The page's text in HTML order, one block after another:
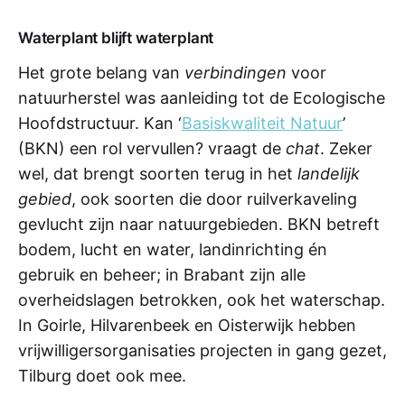
Waterplant blijft waterplant
Het grote belang van verbindingen voor
natuurherstel was aanleiding tot de Ecologische
Hoofdstructuur. Kan ‘Basiskwaliteit Natuur’
(BKN) een rol vervullen? vraagt de chat. Zeker
wel, dat brengt soorten terug in het landelijk
gebied, ook soorten die door ruilverkaveling
gevlucht zijn naar natuurgebieden. BKN betreft
bodem, lucht en water, landinrichting én
gebruik en beheer; in Brabant zijn alle
overheidslagen betrokken, ook het waterschap.
In Goirle, Hilvarenbeek en Oisterwijk hebben
vrijwilligersorganisaties projecten in gang gezet,
Tilburg doet ook mee.